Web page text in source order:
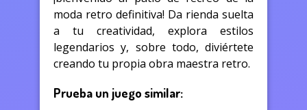
moda retro definitiva! Da rienda suelta
a tu creatividad, explora estilos
legendarios y, sobre todo, diviértete
creando tu propia obra maestra retro.
Prueba un juego similar: